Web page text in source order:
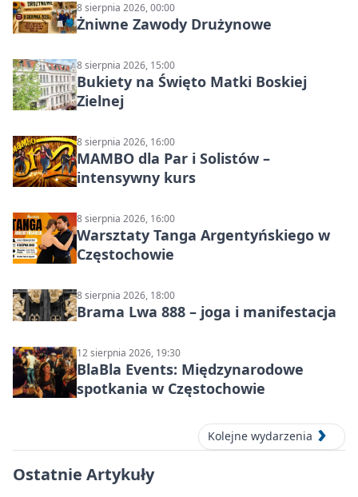
8 sierpnia 2026, 00:00
Żniwne Zawody Drużynowe
8 sierpnia 2026, 15:00
Bukiety na Święto Matki Boskiej
Zielnej
8 sierpnia 2026, 16:00
MAMBO dla Par i Solistów –
intensywny kurs
8 sierpnia 2026, 16:00
Warsztaty Tanga Argentyńskiego w
Częstochowie
8 sierpnia 2026, 18:00
Brama Lwa 888 – joga i manifestacja
12 sierpnia 2026, 19:30
BlaBla Events: Międzynarodowe
spotkania w Częstochowie
Kolejne wydarzenia
Ostatnie Artykuły